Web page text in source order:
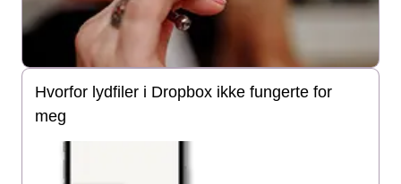
Hvorfor lydfiler i Dropbox ikke fungerte for
meg